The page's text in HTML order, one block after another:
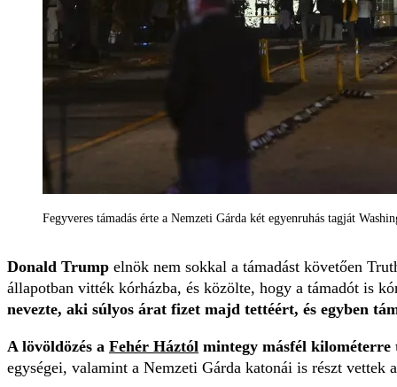
Fegyveres támadás érte a Nemzeti Gárda két egyenruhás tagját
Donald Trump elnök nem sokkal a támadást követően
állapotban vitték kórházba, és közölte, hogy a támadót is
nevezte, aki súlyos árat fizet majd tettéért, és egyben
A lövöldözés a Fehér Háztól mintegy másfél kilométerre
egységei, valamint a Nemzeti Gárda katonái is részt vettek